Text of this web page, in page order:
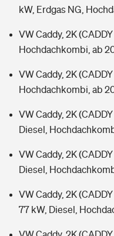
kW, Erdgas NG,
VW Caddy, 2K
Hochdachkombi, ab
VW Caddy, 2K
Hochdachkombi, ab
VW Caddy, 2K
Diesel,
VW Caddy, 2K
Diesel,
VW Caddy, 2K
77 kW, Diesel,